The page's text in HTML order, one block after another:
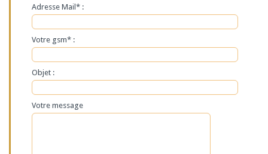
Adresse Mail* :
Votre gsm* :
Objet :
Votre message